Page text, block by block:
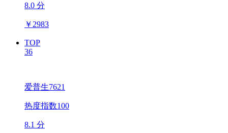
8.0 分
￥ 2983
TOP
36
爱普生7621
热度指数100
8.1 分